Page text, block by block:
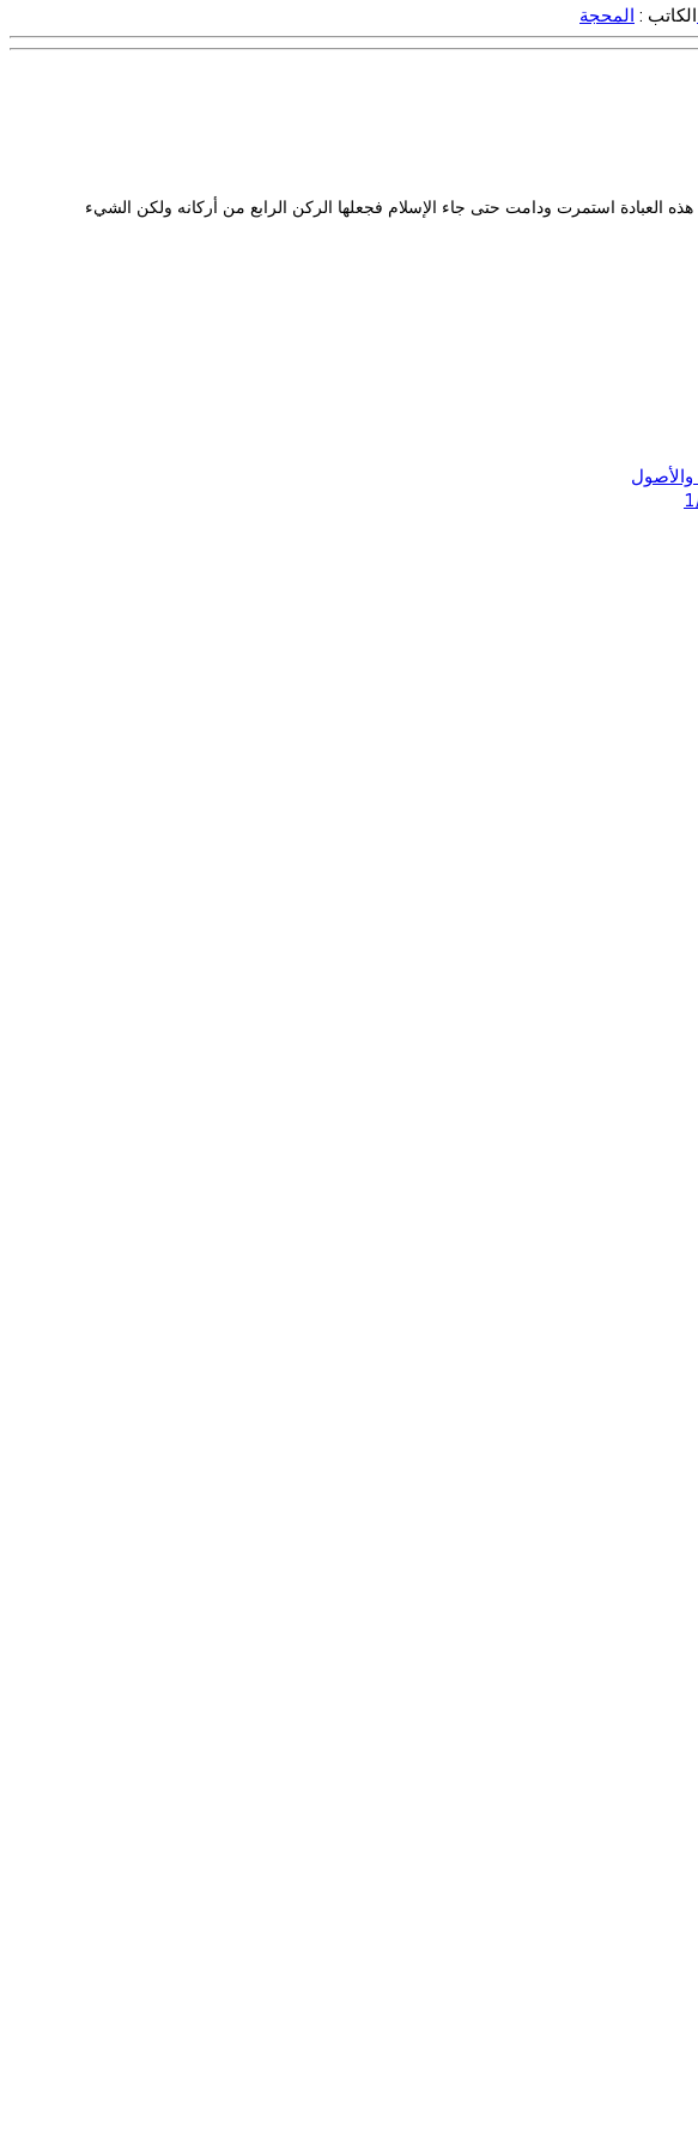
العبادة استمرت ودامت حتى جاء الإسلام فجعلها الركن الرابع من أركانه ولكن الشيء
الكاتب : المحجة